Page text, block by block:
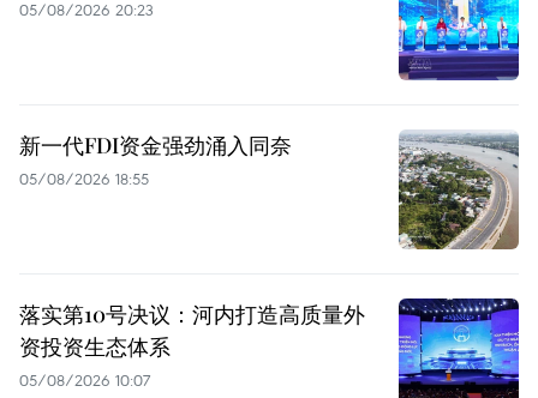
05/08/2026 20:23
新一代FDI资金强劲涌入同奈
05/08/2026 18:55
落实第10号决议：河内打造高质量外
资投资生态体系
05/08/2026 10:07